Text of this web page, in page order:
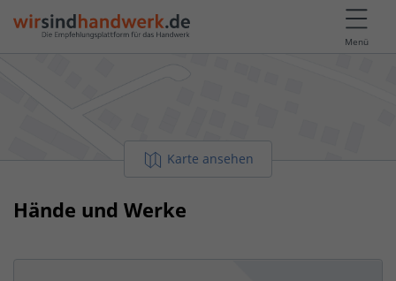
Menü
Karte ansehen
Hände und Werke